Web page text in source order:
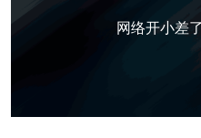
网络开小差